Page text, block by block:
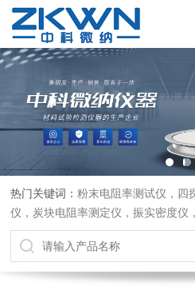
热门关键词：粉末电阻率测试仪，四
仪，炭块电阻率测定仪，振实密度仪
炭块热膨胀仪，炭块透气率仪，炭块